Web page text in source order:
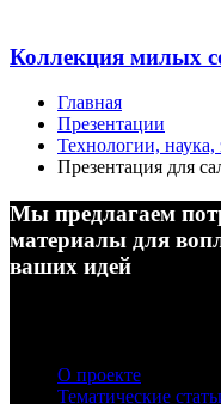
Коллекция милых
Главная
Презентации
Технологии, наука,
Презентация для
Мы предлагаем
материалы для
ваших идей
О проекте
Тематические